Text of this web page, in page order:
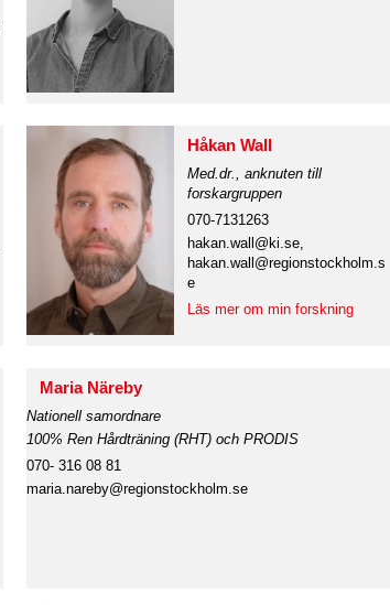
Håkan Wall
Med.dr., anknuten till
forskargruppen
070-7131263
hakan.wall@ki.se,
hakan.wall@regionstockholm.s
e
Läs mer om min forskning
Maria Näreby
Nationell samordnare
100% Ren Hårdträning (RHT) och PRODIS
070- 316 08 81
maria.nareby@regionstockholm.se